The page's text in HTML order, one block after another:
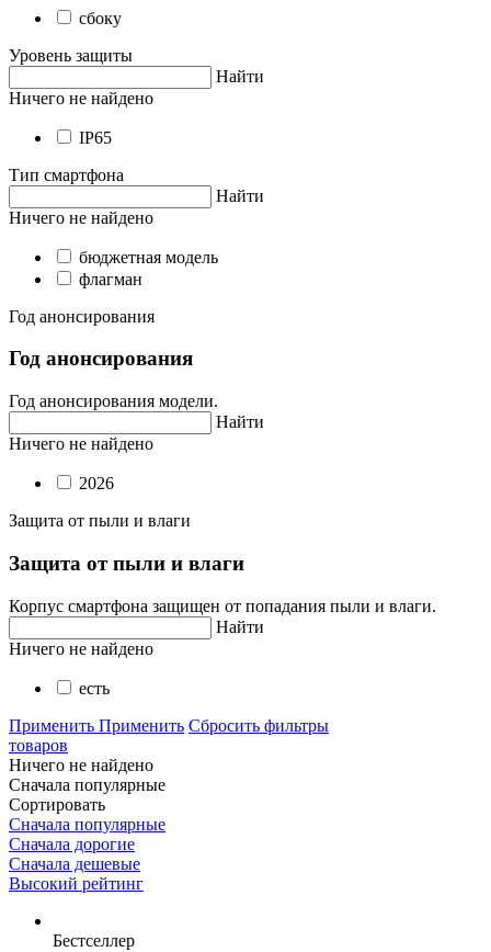
сбоку
Уровень защиты
Найти
Ничего не найдено
IP65
Тип смартфона
Найти
Ничего не найдено
бюджетная модель
флагман
Год анонсирования
Год анонсирования
Год анонсирования модели.
Найти
Ничего не найдено
2026
Защита от пыли и влаги
Защита от пыли и влаги
Корпус смартфона защищен от попадания пыли и влаги.
Найти
Ничего не найдено
есть
Применить Применить Сбросить фильтры
товаров
Ничего не найдено
Сначала популярные
Сортировать
Сначала популярные
Сначала дорогие
Сначала дешевые
Высокий рейтинг
Бестселлер